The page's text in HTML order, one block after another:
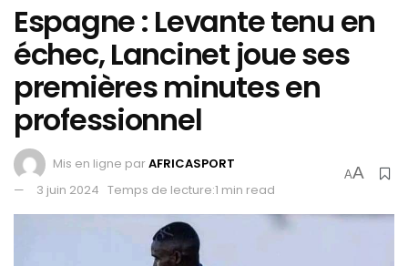
Espagne : Levante tenu en
échec, Lancinet joue ses
premières minutes en
professionnel
Mis en ligne parAFRICASPORT
3 juin 2024 Temps de lecture:1 min read
AA